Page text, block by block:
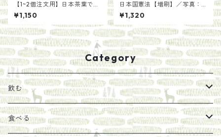
【1~2個注文用】日本茶葉で作
る いろかわ紅茶(100g)
¥1,150
日本国憲法【増刷】／写真：
齋藤陽道
¥1,320
Category
飲む
お茶
食べる